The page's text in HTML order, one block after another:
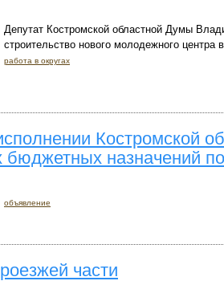
Депутат Костромской областной Думы
строительство нового молодежного центра
работа в округах
Костромской
бюджетных назначений
объявление
части